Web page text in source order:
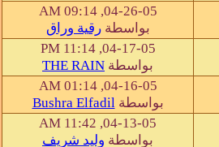
04-26-05, 09:14 AM
بواسطةرقية وراق
04-17-05, 11:14 PM
بواسطة THE RAIN
04-16-05, 01:14 AM
بواسطةBushra Elfadil
04-13-05, 11:42 AM
بواسطة وليد شريف